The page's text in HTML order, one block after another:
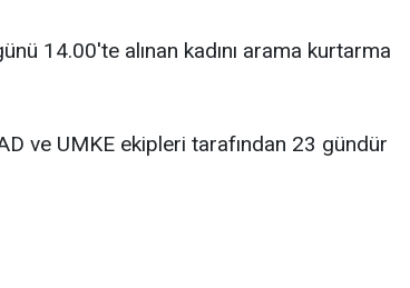
14.00'te alınan kadını arama kurtarma
ve UMKE ekipleri tarafından 23 gündür